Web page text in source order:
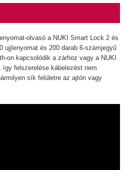
olvasó a NUKI Smart Lock 2 és
ujjlenyomat és 200 darab 6-számjegyű
on kapcsolódik a zárhoz vagy a NUKI
így felszerelése kábelezést nem
sík felületre az ajtón vagy